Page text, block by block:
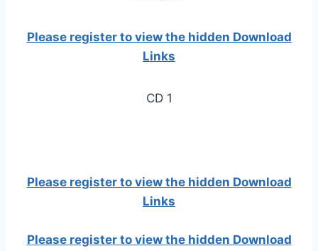
Please register to view the hidden Download
Links
CD 1
Please register to view the hidden Download
Links
Please register to view the hidden Download